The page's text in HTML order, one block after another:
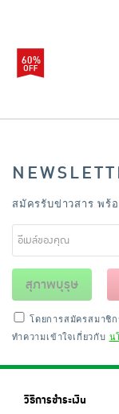
60%
สมัครรับข่าวสาร พร้
สุภาพบุรุษ
โดยการสมัครสมาชิ
ทำความเข้าใจเกี่ยวกับ น
วิธีการชำระเงิน